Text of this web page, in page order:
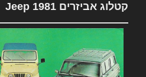
קטלוג אביזרים 1981 Jeep